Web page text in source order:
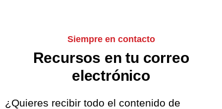
Siempre en contacto
Recursos en tu correo
electrónico
¿Quieres recibir todo el contenido de